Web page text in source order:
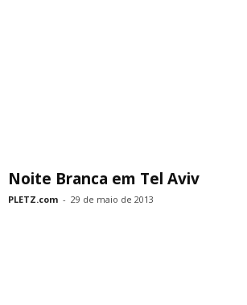
Noite Branca em Tel Aviv
PLETZ.com - 29 de maio de 2013